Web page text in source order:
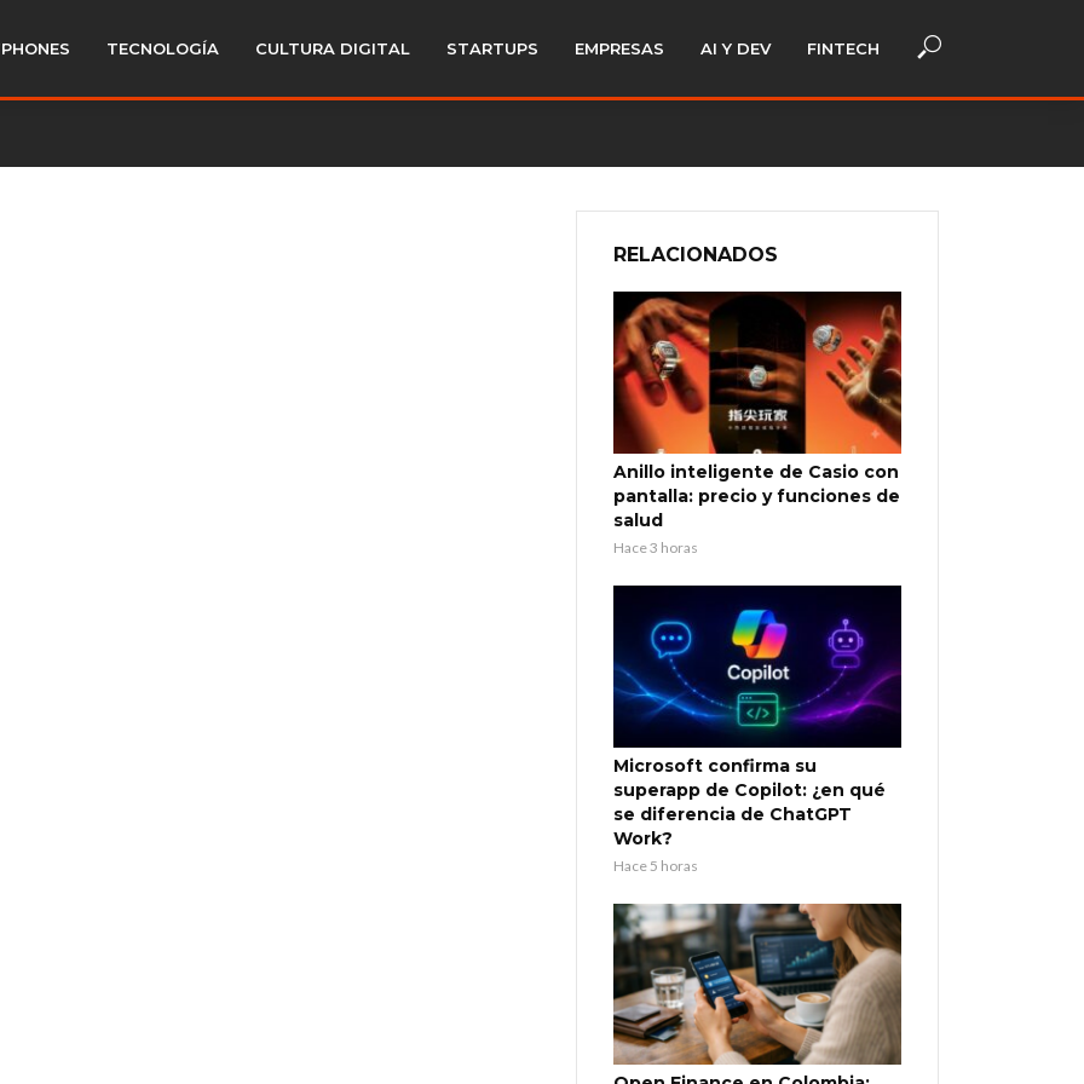
TECNOLOGÍA CULTURA DIGITAL STARTUPS EMPRESAS AI Y DEV FINTECH
RELACIONADOS
Anillo inteligente de Casio con
pantalla: precio y funciones de
salud
Hace 3 horas
Microsoft confirma su
superapp de Copilot: ¿en qué
se diferencia de ChatGPT
Work?
Hace 5 horas